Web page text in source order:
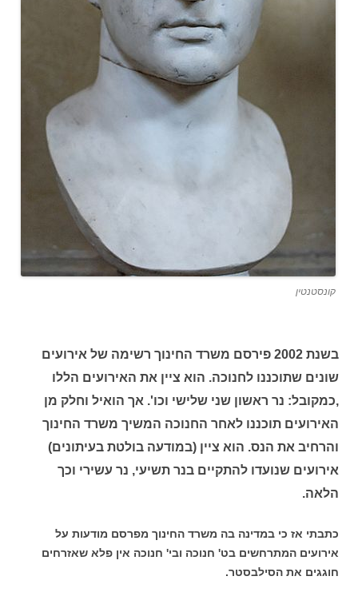
קונסטנטין
בשנת 2002 פירסם משרד החינוך רשימה של אירועים
שונים שתוכננו לחנוכה. הוא ציין את האירועים הללו
,כמקובל: נר ראשון שני שלישי וכו'. אך הואיל וחלק מן
האירועים תוכננו לאחר החנוכה המשיך משרד החינוך
והרחיב את הנס. הוא ציין (במודעה בולטת בעיתונים)
אירועים שנועדו להתקיים בנר תשיעי, נר עשירי וכך
הלאה.
כתבתי אז כי במדינה בה משרד החינוך מפרסם מודעות על
אירועים המתרחשים בט' חנוכה ובי' חנוכה אין פלא שאזרחים
חוגגים את הסילבסטר.